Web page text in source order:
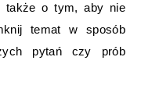
także o tym, aby nie
temat w sposób
pytań czy prób